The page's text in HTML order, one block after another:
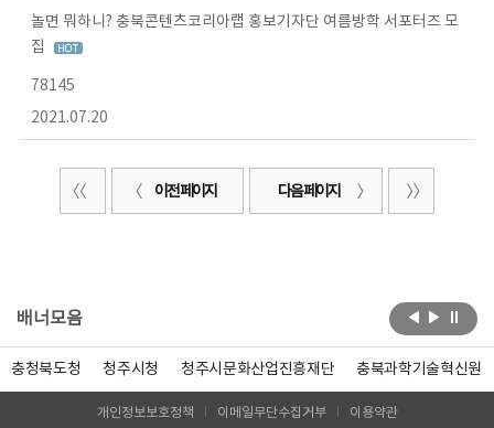
놀면 뭐하니? 충북콘텐츠코리아랩 홍보기자단 여름방학 서포터즈 모
집
78145
2021.07.20
이전 페이지 다음 페이지
배너모음
충청북도청 청주시청 청주시문화산업진흥재단 충북과학기술혁신원
개인정보보호정책 이메일무단수집거부 이용약관